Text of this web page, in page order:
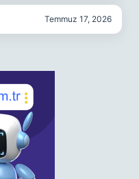
Temmuz 17, 2026